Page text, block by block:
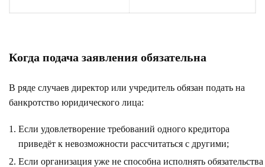
Когда подача заявления обязательна
В ряде случаев директор или учредитель обязан подать на
банкротство юридического лица:
Если удовлетворение требований одного кредитора
приведёт к невозможности рассчитаться с другими;
Если организация уже не способна исполнять обязательства